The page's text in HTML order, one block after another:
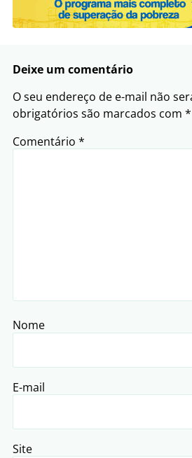
Deixe um comentário
O seu endereço de e-mail não
obrigatórios são marcados com *
Comentário *
Nome
E-mail
Site